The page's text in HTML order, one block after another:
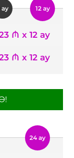
ay 12 ay
₼ x 12 ay
₼ x 12 ay
24 ay